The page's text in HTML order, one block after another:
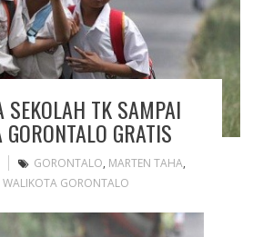
SEKOLAH TK SAMPAI
GRATIS
GORONTALO, MARTEN TAHA,
WALIKOTA GORONTALO